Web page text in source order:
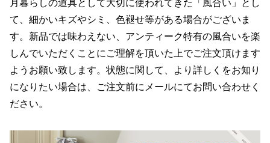
月暮らしの道具として大切に使われてきた「風合い」とし
て、細かいキズやシミ、色褪せ等がある場合がございま
す。新品では味わえない、アンティーク特有の風合いを楽
しんでいただくことにご理解を頂いた上でご注文頂けます
ようお願い致します。状態に関して、より詳しくをお知り
になりたい場合は、ご注文前にメールにてお問い合わせく
ださい。